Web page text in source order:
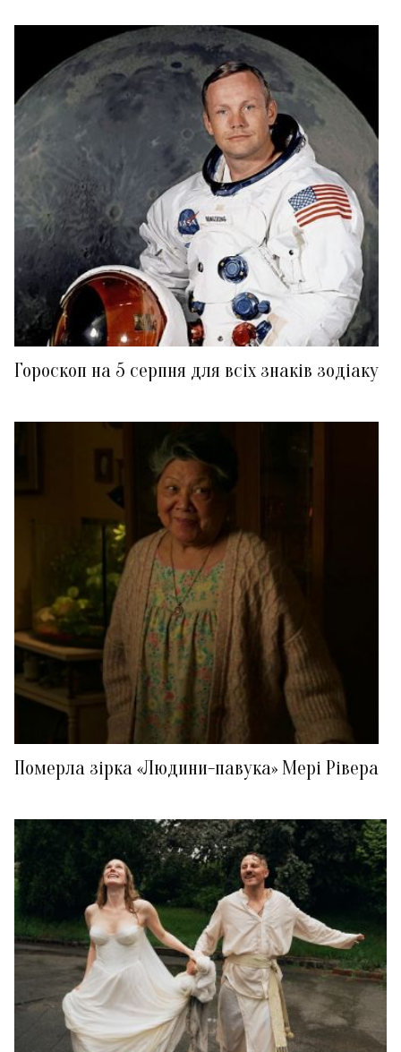
Гороскоп на 5 серпня для всіх знаків зодіаку
Померла зірка «Людини-павука» Мері Рівера